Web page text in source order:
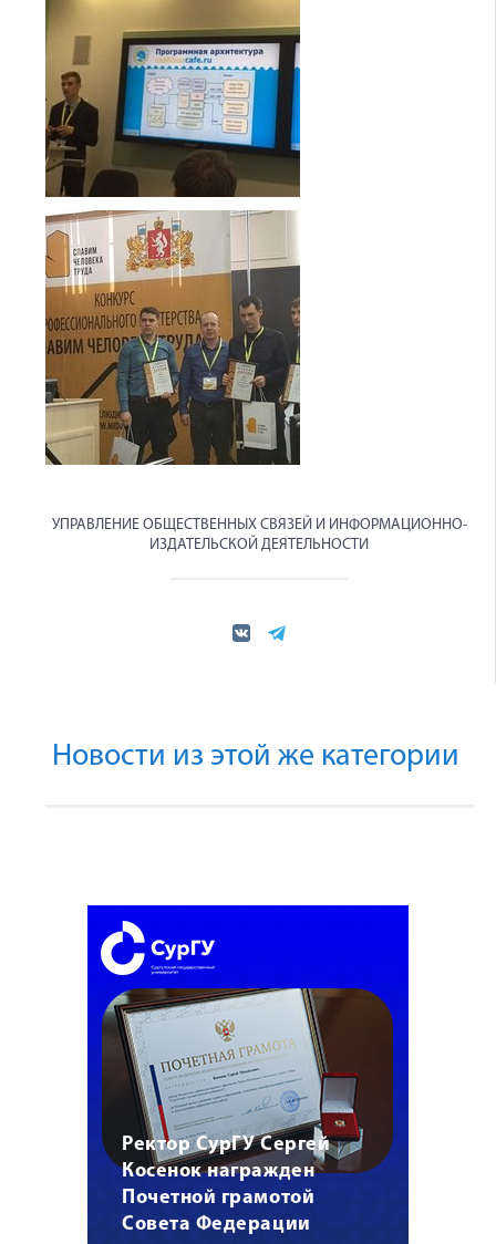
УПРАВЛЕНИЕ ОБЩЕСТВЕННЫХ СВЯЗЕЙ И ИНФОРМАЦИОННО-
ИЗДАТЕЛЬСКОЙ ДЕЯТЕЛЬНОСТИ
Новости из этой же категории
Ректор СурГУ Сергей
Косенок награжден
Почетной грамотой
Совета Федерации